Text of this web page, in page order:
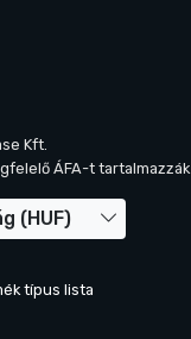
Kft.
ÁFA-t tartalmazzák
(HUF)
típus lista